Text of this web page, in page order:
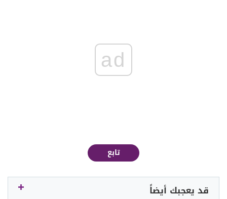
ad
تابع
قد يعجبك أيضاً